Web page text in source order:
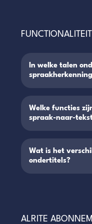
In welke talen
Welke functies
spraak-naar-
Wat is het
ondertitels?
ALRITE